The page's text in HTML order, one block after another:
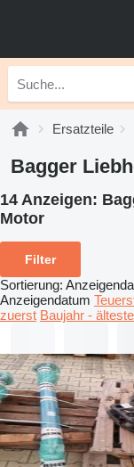
Ersatzteile
Bagger
14 Anzeigen:
Motor
Filter
Sortierung:
Anzeigendatum
zuerst Baujahr -